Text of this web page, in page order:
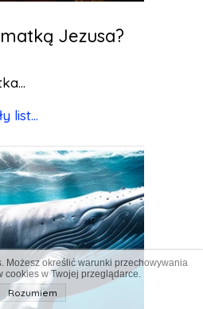
Jezusa?
list...
Możesz określić warunki przechowywania
cookies w Twojej przeglądarce.
Rozumiem